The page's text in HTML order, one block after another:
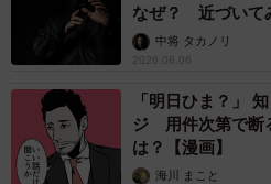
なぜ？ 近づいて
未熟」中将 タカノリ
2026.08.06
「明日ひま？」
ジ 用件次第で断
は？【漫画】
海川 まこと